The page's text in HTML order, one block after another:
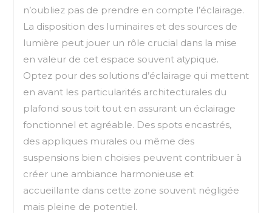
n’oubliez pas de prendre en compte l’éclairage.
La disposition des luminaires et des sources de
lumière peut jouer un rôle crucial dans la mise
en valeur de cet espace souvent atypique.
Optez pour des solutions d’éclairage qui mettent
en avant les particularités architecturales du
plafond sous toit tout en assurant un éclairage
fonctionnel et agréable. Des spots encastrés,
des appliques murales ou même des
suspensions bien choisies peuvent contribuer à
créer une ambiance harmonieuse et
accueillante dans cette zone souvent négligée
mais pleine de potentiel.